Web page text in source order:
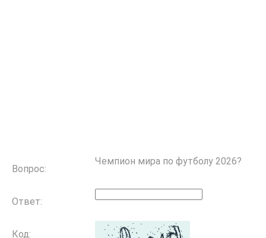
Вопрос:
Чемпион мира по футболу 2026?
Ответ:
Код: